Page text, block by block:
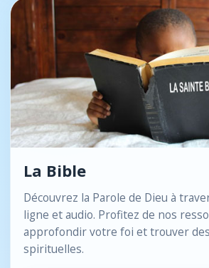
La Bible
Découvrez la Parole de Dieu à
ligne et audio. Profitez de nos
approfondir votre foi et trouver
spirituelles.